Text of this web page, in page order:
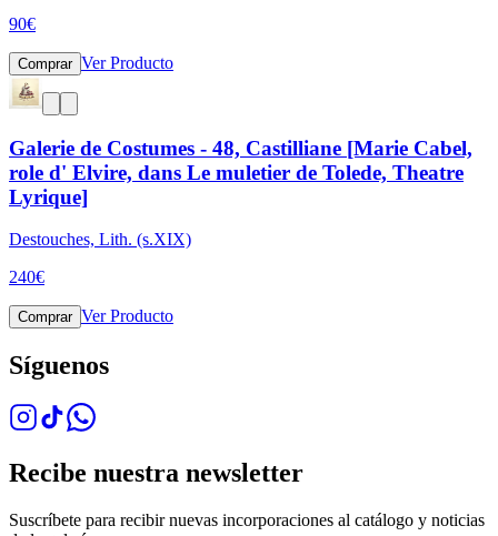
90€
Comprar Ver Producto
Galerie de Costumes - 48, Castilliane [Marie Cabel,
role d' Elvire, dans Le muletier de Tolede, Theatre
Lyrique]
Destouches, Lith. (s.XIX)
240€
Comprar Ver Producto
Síguenos
Recibe nuestra newsletter
Suscríbete para recibir nuevas incorporaciones al catálogo y noticias